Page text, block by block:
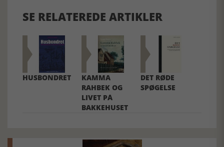
SE RELATEREDE ARTIKLER
HUSBONDRET
KAMMA
RAHBEK OG
LIVET PÅ
BAKKEHUSET
DET RØDE
SPØGELSE